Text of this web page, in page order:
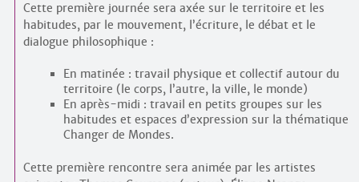
Cette première journée sera axée sur le territoire et les
habitudes, par le mouvement, l’écriture, le débat et le
dialogue philosophique :
En matinée : travail physique et collectif autour du
territoire (le corps, l’autre, la ville, le monde)
En après-midi : travail en petits groupes sur les
habitudes et espaces d’expression sur la thématique
Changer de Mondes.
Cette première rencontre sera animée par les artistes